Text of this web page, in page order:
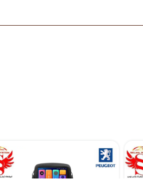
مانیتور فابریک اندروید مدل 7 اینچ پژو 207
۱۳,۵۱۰,۲۰۰ تومان
مانیتور اندروید 7 اینچ یونیورسال برند ویستا مدل TSX 2032